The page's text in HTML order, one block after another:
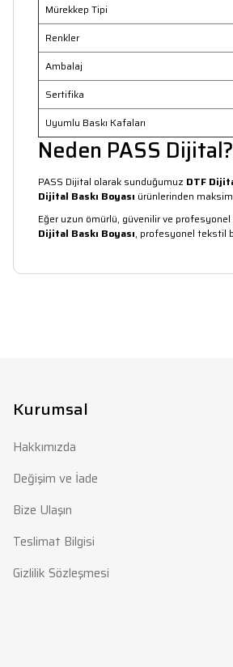
Mürekkep Tipi
Renkler
Ambalaj
Sertifika
Uyumlu Baskı Kafaları
Neden PASS Dijital?
PASS Dijital olarak sunduğumuz DTF
Dijital Baskı Boyası ürünlerinden
Eğer uzun ömürlü, güvenilir ve profesyonel
Dijital Baskı Boyası, profesyonel tekstil
Ürün açıklamasında eksik bilgiler
Ürün fiyatı diğer sitelerden daha pahalı.
Bu ürüne benzer farklı alternatifler
Kurumsal
Hakkımızda
Değişim ve İade
Bize Ulaşın
Teslimat Bilgisi
Gizlilik Sözleşmesi